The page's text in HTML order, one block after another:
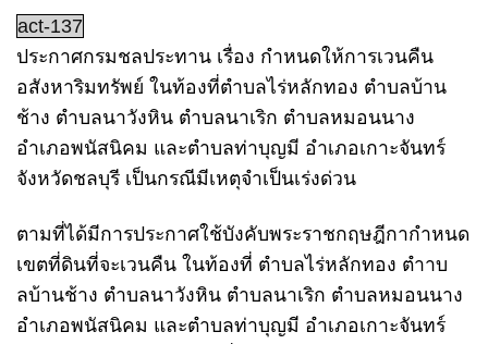
act-137
ประกาศกรมชลประทาน เรื่อง กําหนดให้การเวนคืน
อสังหาริมทรัพย์ ในท้องที่ตําบลไร่หลักทอง ตําบลบ้าน
ช้าง ตำบลนาวังหิน ตําบลนาเริก ตําบลหมอนนาง
อําเภอพนัสนิคม และตําบลท่าบุญมี อําเภอเกาะจันทร์
จังหวัดชลบุรี เป็นกรณีมีเหตุจําเป็นเร่งด่วน
ตามที่ได้มีการประกาศใช้บังคับพระราชกฤษฎีกากําหนด
เขตที่ดินที่จะเวนคืน ในท้องที่ ตําบลไร่หลักทอง ตําาบ
ลบ้านช้าง ตําบลนาวังหิน ตําบลนาเริก ตําบลหมอนนาง
อําเภอพนัสนิคม และตําบลท่าบุญมี อําเภอเกาะจันทร์